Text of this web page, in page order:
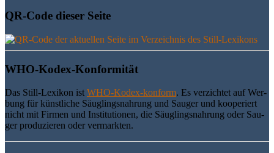
QR-Code die­ser Seite
WHO-Kodex-Kon­for­mi­tät
Das Still-Lexi­kon ist WHO-Kodex-kon­form. Es ver­zich­tet auf Wer­
bung für künst­li­che Säug­lings­nah­rung und Sau­ger und koope­riert
nicht mit Fir­men und Insti­tu­tio­nen, die Säug­lings­nah­rung oder Sau­
ger pro­du­zie­ren oder vermarkten.